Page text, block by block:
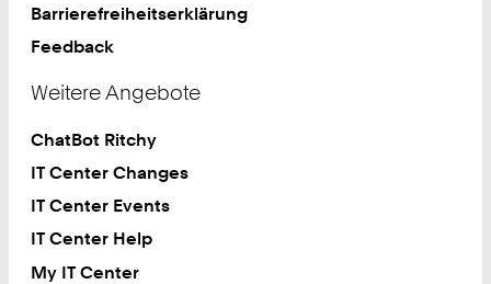
Barrierefreiheitserklärung
Feedback
Weitere Angebote
ChatBot Ritchy
IT Center Changes
IT Center Events
IT Center Help
My IT Center